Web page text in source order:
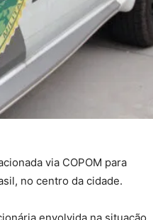
via COPOM para
no centro da cidade.